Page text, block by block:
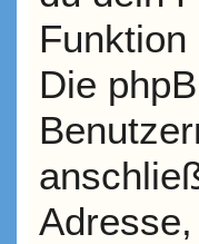
Funktion
Die